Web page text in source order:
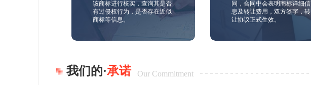
该商标进行核实，查询其是否
有过侵权行为，是否存在近似
商标等信息。
同，合同中会表明商标详细信
息及转让费用，双方签字，转
让协议正式生效。
我们的·承诺 Our Commitment